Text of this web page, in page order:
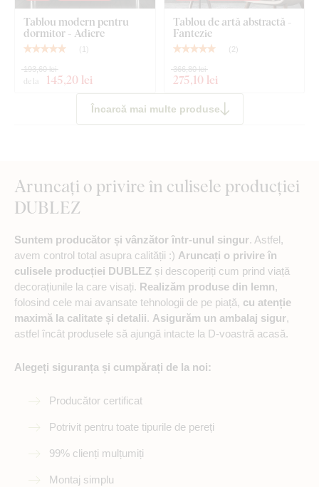
Tablou modern pentru
dormitor - Adiere
( 1 )
de la 145,20 lei
193,60 lei
Tablou de artă abstractă -
Fantezie
( 2)
275,10 lei
366,80 lei
Încarcă mai multe produse
Aruncați o privire în culisele producției
DUBLEZ
Suntem producător și vânzător într-unul singur. Astfel,
avem control total asupra calității :) Aruncați o privire în
culisele producției DUBLEZ și descoperiți cum prind viață
decorațiunile la care visați. Realizăm produse din lemn,
folosind cele mai avansate tehnologii de pe piață, cu atenție
maximă la calitate și detalii. Asigurăm un ambalaj sigur,
astfel încât produsele să ajungă intacte la D-voastră acasă.
Alegeți siguranța și cumpărați de la noi:
Producător certificat
Potrivit pentru toate tipurile de pereți
99% clienți mulțumiți
Montaj simplu